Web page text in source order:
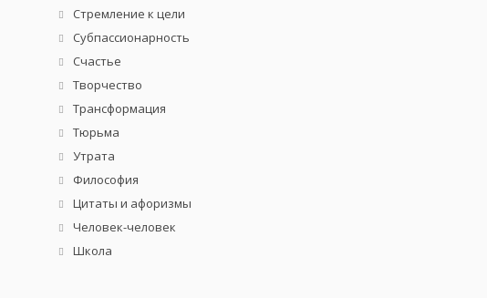
Стремление к цели
Субпассионарность
Счастье
Творчество
Трансформация
Тюрьма
Утрата
Философия
Цитаты и афоризмы
Человек-человек
Школа